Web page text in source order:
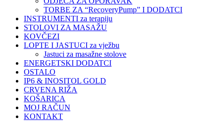
TORBE ZA “RecoveryPump” I DODATCI
INSTRUMENTI za terapiju
STOLOVI ZA MASAŽU
KOVČEZI
LOPTE I JASTUCI za vježbu
Jastuci za masažne stolove
ENERGETSKI DODATCI
OSTALO
IP6 & INOSITOL GOLD
CRVENA RIŽA
KOŠARICA
MOJ RAČUN
KONTAKT